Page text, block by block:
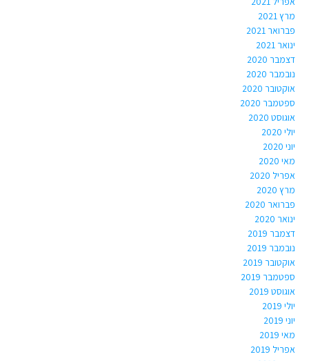
מרץ 2021
פברואר 2021
ינואר 2021
דצמבר 2020
נובמבר 2020
אוקטובר 2020
ספטמבר 2020
אוגוסט 2020
יולי 2020
יוני 2020
מאי 2020
אפריל 2020
מרץ 2020
פברואר 2020
ינואר 2020
דצמבר 2019
נובמבר 2019
אוקטובר 2019
ספטמבר 2019
אוגוסט 2019
יולי 2019
יוני 2019
מאי 2019
אפריל 2019